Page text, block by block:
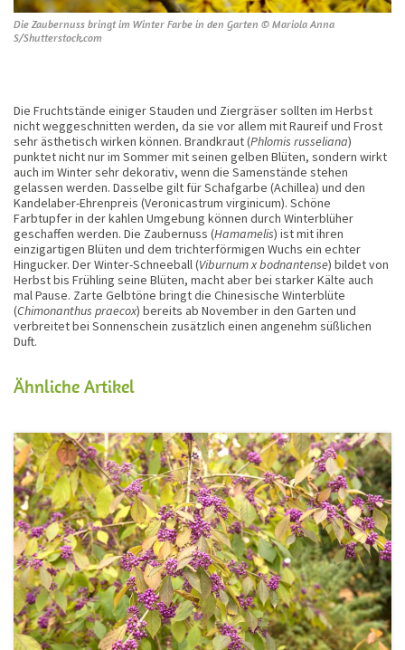
Die Zaubernuss bringt im Winter Farbe in den Garten © Mariola Anna
S/Shutterstock.com
Die Fruchtstände einiger Stauden und Ziergräser sollten im Herbst
nicht weggeschnitten werden, da sie vor allem mit Raureif und Frost
sehr ästhetisch wirken können. Brandkraut (Phlomis russeliana)
punktet nicht nur im Sommer mit seinen gelben Blüten, sondern wirkt
auch im Winter sehr dekorativ, wenn die Samenstände stehen
gelassen werden. Dasselbe gilt für Schafgarbe (Achillea) und den
Kandelaber-Ehrenpreis (Veronicastrum virginicum). Schöne
Farbtupfer in der kahlen Umgebung können durch Winterblüher
geschaffen werden. Die Zaubernuss (Hamamelis) ist mit ihren
einzigartigen Blüten und dem trichterförmigen Wuchs ein echter
Hingucker. Der Winter-Schneeball (Viburnum x bodnantense) bildet von
Herbst bis Frühling seine Blüten, macht aber bei starker Kälte auch
mal Pause. Zarte Gelbtöne bringt die Chinesische Winterblüte
(Chimonanthus praecox) bereits ab November in den Garten und
verbreitet bei Sonnenschein zusätzlich einen angenehm süßlichen
Duft.
Ähnliche Artikel